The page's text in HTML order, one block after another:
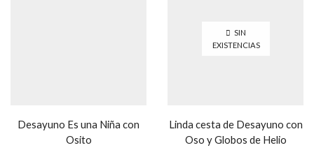
Desayuno Es una Niña con
Osito
SIN
EXISTENCIAS
Linda cesta de Desayuno con
Oso y Globos de Helio